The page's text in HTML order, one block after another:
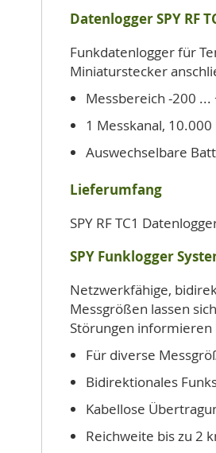
Datenlogger SPY RF
Funkdatenlogger für
Miniaturstecker
Messbereich -200
1 Messkanal,
Auswechselbare
Lieferumfang
SPY RF TC1
SPY Funklogger
Netzwerkfähige,
Messgrößen lassen
Störungen informieren
Für diverse
Bidirektionales
Kabellose
Reichweite bis zu 2